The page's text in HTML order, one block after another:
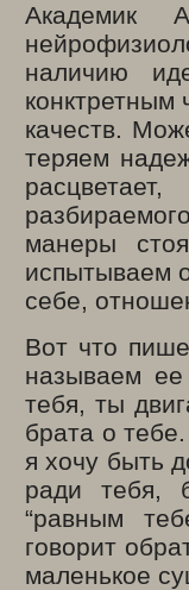
Академик
наличию
конктретным
качеств.
теряем
манеры
испытываем
себе,
Вот что
называем
тебя, ты
брата о
я хочу быть
ради тебя,
“равным
говорит
маленькое